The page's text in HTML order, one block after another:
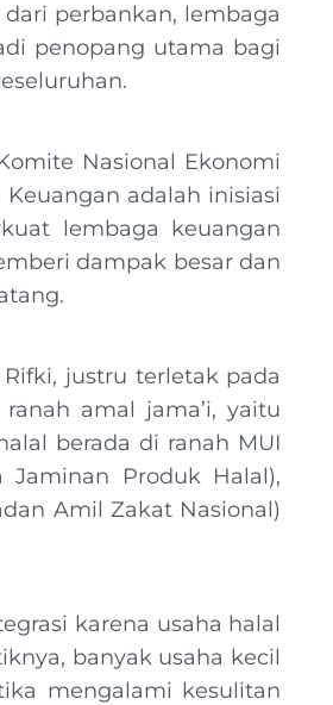
perbankan, lembaga
penopang utama bagi
Nasional Ekonomi
adalah inisiasi
lembaga keuangan
dampak besar dan
justru terletak pada
amal jama’i, yaitu
berada di ranah MUI
Jaminan Produk Halal),
Amil Zakat Nasional)
karena usaha halal
banyak usaha kecil
mengalami kesulitan